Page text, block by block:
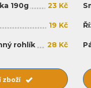
190g 23 Kč
19 Kč
rohlík 28 Kč
zboží